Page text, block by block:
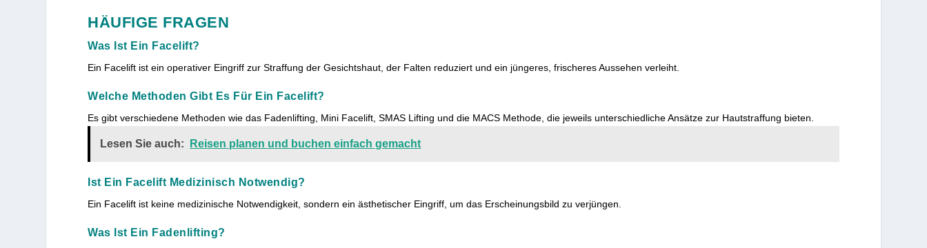
HÄUFIGE FRAGEN
Was Ist Ein Facelift?
Ein Facelift ist ein operativer Eingriff zur Straffung der Gesichtshaut, der Falten reduziert und ein jüngeres, frischeres Aussehen verleiht.
Welche Methoden Gibt Es Für Ein Facelift?
Es gibt verschiedene Methoden wie das Fadenlifting, Mini Facelift, SMAS Lifting und die MACS Methode, die jeweils unterschiedliche Ansätze zur Hautstraffung bieten.
Lesen Sie auch: Reisen planen und buchen einfach gemacht
Ist Ein Facelift Medizinisch Notwendig?
Ein Facelift ist keine medizinische Notwendigkeit, sondern ein ästhetischer Eingriff, um das Erscheinungsbild zu verjüngen.
Was Ist Ein Fadenlifting?